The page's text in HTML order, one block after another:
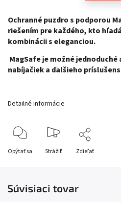
Ochranné puzdro s podporou
riešením pre každého, kto
kombinácii s eleganciou.
MagSafe je možné
nabíjačiek a ďalšieho
Detailné informácie
Opýtať sa Strážiť Zdieľať
Súvisiaci tovar